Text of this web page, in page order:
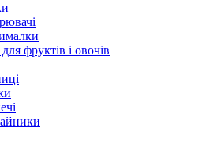
фруктів і овочів